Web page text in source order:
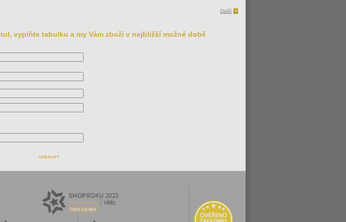
Další
vyplňte tabulku a my Vám zboží v nejbližší možné době